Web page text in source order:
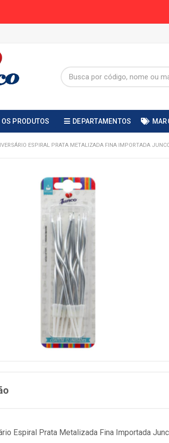
PRODUTOS DEPARTAMENTOS
ESPIRAL PRATA METALIZADA FINA IMPORTADA
Espiral Prata Metalizada Fina Importada